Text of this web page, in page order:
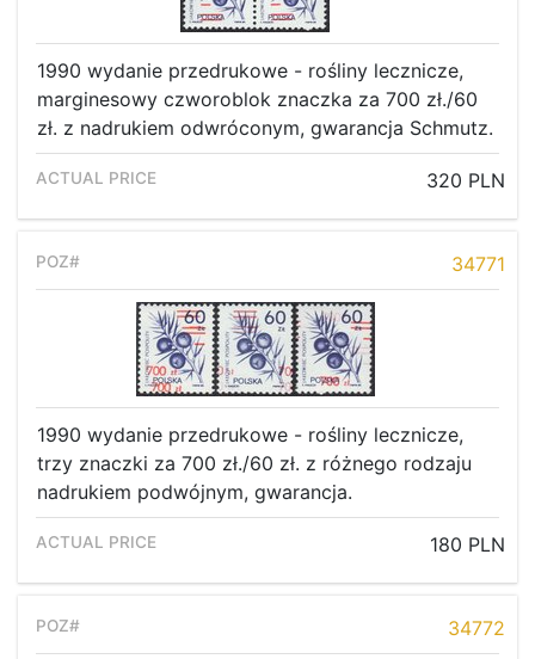
1990 wydanie przedrukowe - rośliny lecznicze,
marginesowy czworoblok znaczka za 700 zł./60
zł. z nadrukiem odwróconym, gwarancja Schmutz.
320 PLN
34771
1990 wydanie przedrukowe - rośliny lecznicze,
trzy znaczki za 700 zł./60 zł. z różnego rodzaju
nadrukiem podwójnym, gwarancja.
180 PLN
34772